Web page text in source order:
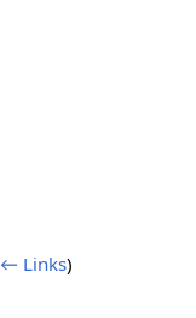
← Links)